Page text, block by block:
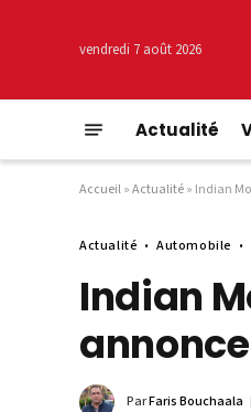
vendredi 7 août 2026
Actualité
Accueil»Actualité» Indian
Actualité Automobile
Indian
ParFaris Bouchaala